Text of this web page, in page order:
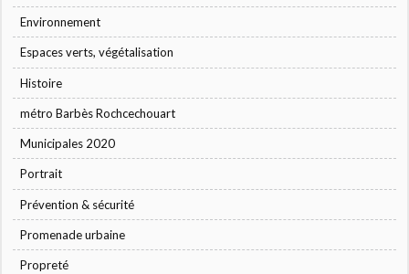
Environnement
Espaces verts, végétalisation
Histoire
métro Barbès Rochcechouart
Municipales 2020
Portrait
Prévention & sécurité
Promenade urbaine
Propreté